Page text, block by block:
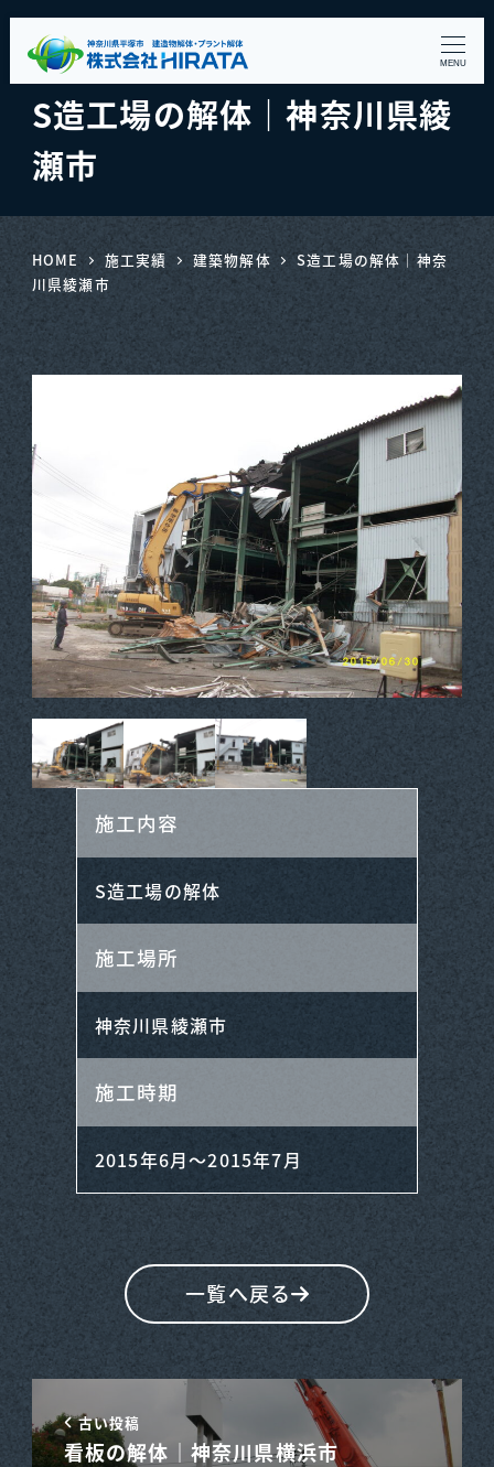
MENU
S造工場の解体｜神奈川県綾
瀬市
HOME 施工実績 建築物解体
S造工場の解体｜神奈
川県綾瀬市
施工内容
S造工場の解体
施工場所
神奈川県綾瀬市
施工時期
2015年6月～2015年7月
一覧へ戻る
古い投稿
看板の解体｜神奈川県横浜市